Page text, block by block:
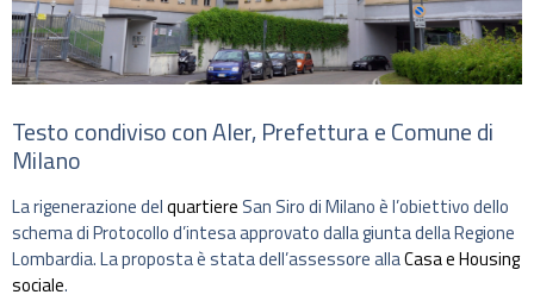
Testo condiviso con Aler, Prefettura e Comune di
Milano
La rigenerazione delquartiere San Siro di Milano è l’obiettivo dello
schema di Protocollo d’intesa approvato dalla giunta della Regione
Lombardia. La proposta è stata dell’assessore allaCasa e Housing
sociale.